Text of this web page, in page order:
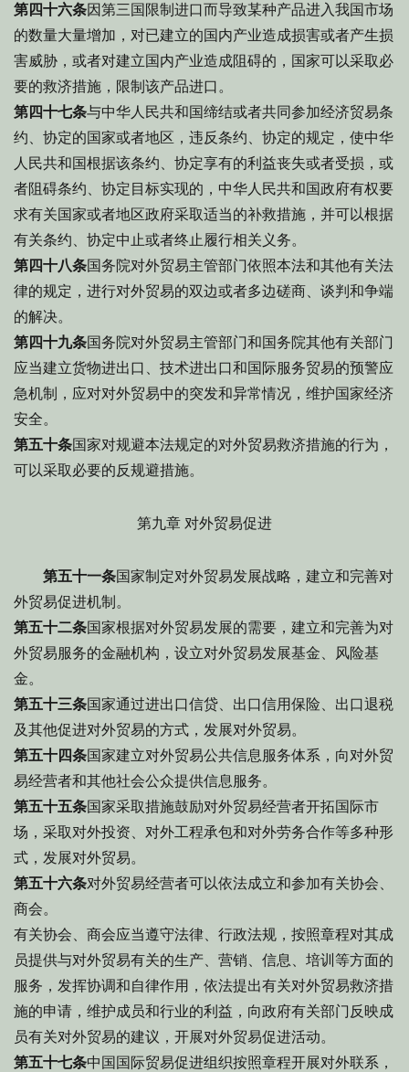
第四十六条因第三国限制进口而导致某种产品进入我国市场
的数量大量增加，对已建立的国内产业造成损害或者产生损
害威胁，或者对建立国内产业造成阻碍的，国家可以采取必
要的救济措施，限制该产品进口。
第四十七条与中华人民共和国缔结或者共同参加经济贸易条
约、协定的国家或者地区，违反条约、协定的规定，使中华
人民共和国根据该条约、协定享有的利益丧失或者受损，或
者阻碍条约、协定目标实现的，中华人民共和国政府有权要
求有关国家或者地区政府采取适当的补救措施，并可以根据
有关条约、协定中止或者终止履行相关义务。
第四十八条国务院对外贸易主管部门依照本法和其他有关法
律的规定，进行对外贸易的双边或者多边磋商、谈判和争端
的解决。
第四十九条国务院对外贸易主管部门和国务院其他有关部门
应当建立货物进出口、技术进出口和国际服务贸易的预警应
急机制，应对对外贸易中的突发和异常情况，维护国家经济
安全。
第五十条国家对规避本法规定的对外贸易救济措施的行为，
可以采取必要的反规避措施。
第九章 对外贸易促进
第五十一条国家制定对外贸易发展战略，建立和完善对
外贸易促进机制。
第五十二条国家根据对外贸易发展的需要，建立和完善为对
外贸易服务的金融机构，设立对外贸易发展基金、风险基
金。
第五十三条国家通过进出口信贷、出口信用保险、出口退税
及其他促进对外贸易的方式，发展对外贸易。
第五十四条国家建立对外贸易公共信息服务体系，向对外贸
易经营者和其他社会公众提供信息服务。
第五十五条国家采取措施鼓励对外贸易经营者开拓国际市
场，采取对外投资、对外工程承包和对外劳务合作等多种形
式，发展对外贸易。
第五十六条对外贸易经营者可以依法成立和参加有关协会、
商会。
有关协会、商会应当遵守法律、行政法规，按照章程对其成
员提供与对外贸易有关的生产、营销、信息、培训等方面的
服务，发挥协调和自律作用，依法提出有关对外贸易救济措
施的申请，维护成员和行业的利益，向政府有关部门反映成
员有关对外贸易的建议，开展对外贸易促进活动。
第五十七条中国国际贸易促进组织按照章程开展对外联系，